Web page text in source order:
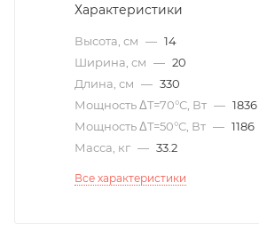
Характеристики
Высота, см — 14
Ширина, см — 20
Длина, см — 330
Мощность ΔT=70°С, Вт — 1836
Мощность ΔT=50°С, Вт — 1186
Масса, кг — 33.2
Все характеристики